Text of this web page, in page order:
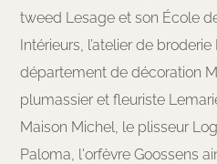
tweed Lesage et son École
Intérieurs, l’atelier de
département de décoration
plumassier et fleuriste
Maison Michel, le plisseur
Paloma, l'orfèvre Goossens